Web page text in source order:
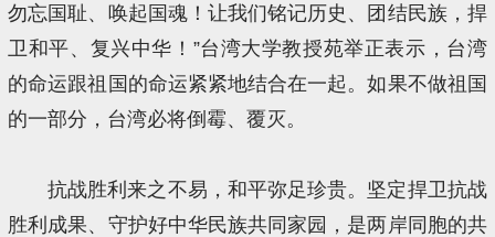
勿忘国耻、唤起国魂！让我们铭记历史、团结民族，捍
卫和平、复兴中华！”台湾大学教授苑举正表示，台湾
的命运跟祖国的命运紧紧地结合在一起。如果不做祖国
的一部分，台湾必将倒霉、覆灭。
抗战胜利来之不易，和平弥足珍贵。坚定捍卫抗战
胜利成果、守护好中华民族共同家园，是两岸同胞的共